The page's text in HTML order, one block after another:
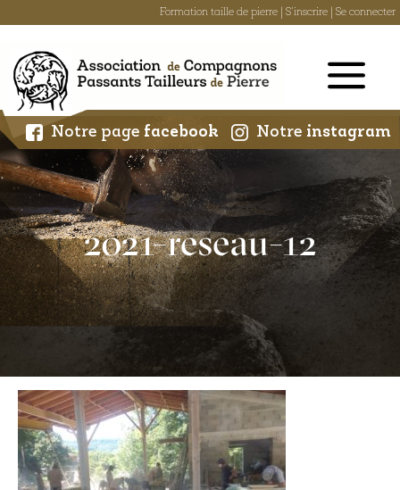
Formation taille de pierre S'inscrire Se connecter
content
Notre page facebook Notre instagram
2021-reseau-12